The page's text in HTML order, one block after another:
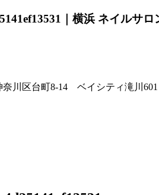
｜横浜 ネイルサ
奈川区台町8-14 ベイシティ滝川601